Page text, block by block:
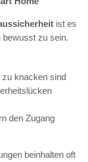
ist es
bewusst zu sein.
zu knacken sind
den Zugang
beinhalten oft